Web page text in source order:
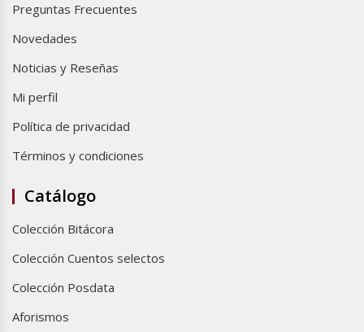
Preguntas Frecuentes
Novedades
Noticias y Reseñas
Mi perfil
Política de privacidad
Términos y condiciones
Catálogo
Colección Bitácora
Colección Cuentos selectos
Colección Posdata
Aforismos